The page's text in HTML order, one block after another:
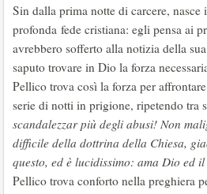
Sin dalla prima notte di carcere,
profonda fede cristiana: egli pensa ai
avrebbero sofferto alla notizia della
saputo trovare in Dio la forza
Pellico trova così la forza per
serie di notti in prigione, ripetendo tra
scandalezzar più degli abusi! Non
difficile della dottrina della Chiesa,
questo, ed è lucidissimo: ama Dio ed il
Pellico trova conforto nella preghiera